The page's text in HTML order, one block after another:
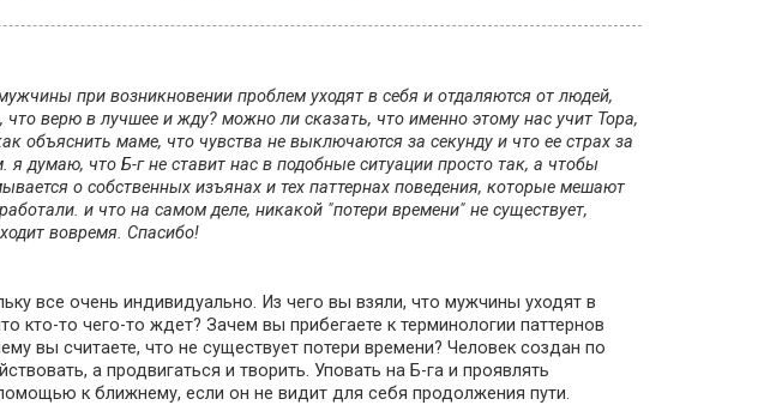
при возникновении проблем уходят в себя и отдаляются от людей,
верю в лучшее и жду? можно ли сказать, что именно этому нас учит Тора,
объяснить маме, что чувства не выключаются за секунду и что ее страх за
я думаю, что Б-г не ставит нас в подобные ситуации просто так, а чтобы
о собственных изъянах и тех паттернах поведения, которые мешают
и что на самом деле, никакой "потери времени" не существует,
вовремя. Спасибо!
все очень индивидуально. Из чего вы взяли, что мужчины уходят в
кто-то чего-то ждет? Зачем вы прибегаете к терминологии паттернов
вы считаете, что не существует потери времени? Человек создан по
а продвигаться и творить. Уповать на Б-га и проявлять
к ближнему, если он не видит для себя продолжения пути.